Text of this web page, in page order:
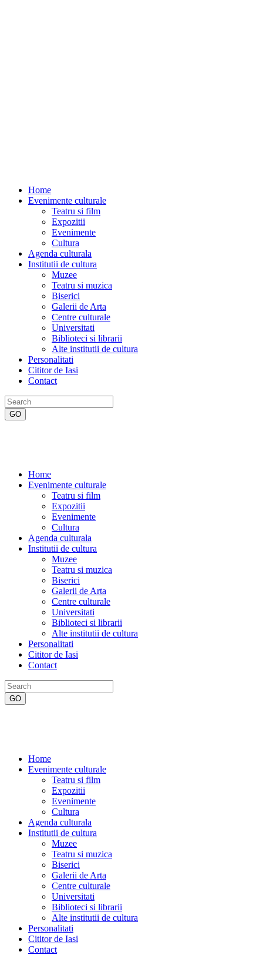
Home
Evenimente culturale
Teatru si film
Expozitii
Evenimente
Cultura
Agenda culturala
Institutii de cultura
Muzee
Teatru si muzica
Biserici
Galerii de Arta
Centre culturale
Universitati
Biblioteci si librarii
Alte institutii de cultura
Personalitati
Cititor de Iasi
Contact
Home
Evenimente culturale
Teatru si film
Expozitii
Evenimente
Cultura
Agenda culturala
Institutii de cultura
Muzee
Teatru si muzica
Biserici
Galerii de Arta
Centre culturale
Universitati
Biblioteci si librarii
Alte institutii de cultura
Personalitati
Cititor de Iasi
Contact
Home
Evenimente culturale
Teatru si film
Expozitii
Evenimente
Cultura
Agenda culturala
Institutii de cultura
Muzee
Teatru si muzica
Biserici
Galerii de Arta
Centre culturale
Universitati
Biblioteci si librarii
Alte institutii de cultura
Personalitati
Cititor de Iasi
Contact